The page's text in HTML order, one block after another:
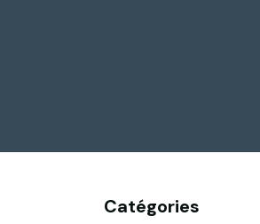
Catégories